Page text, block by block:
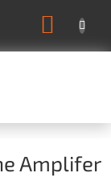
Amplifer